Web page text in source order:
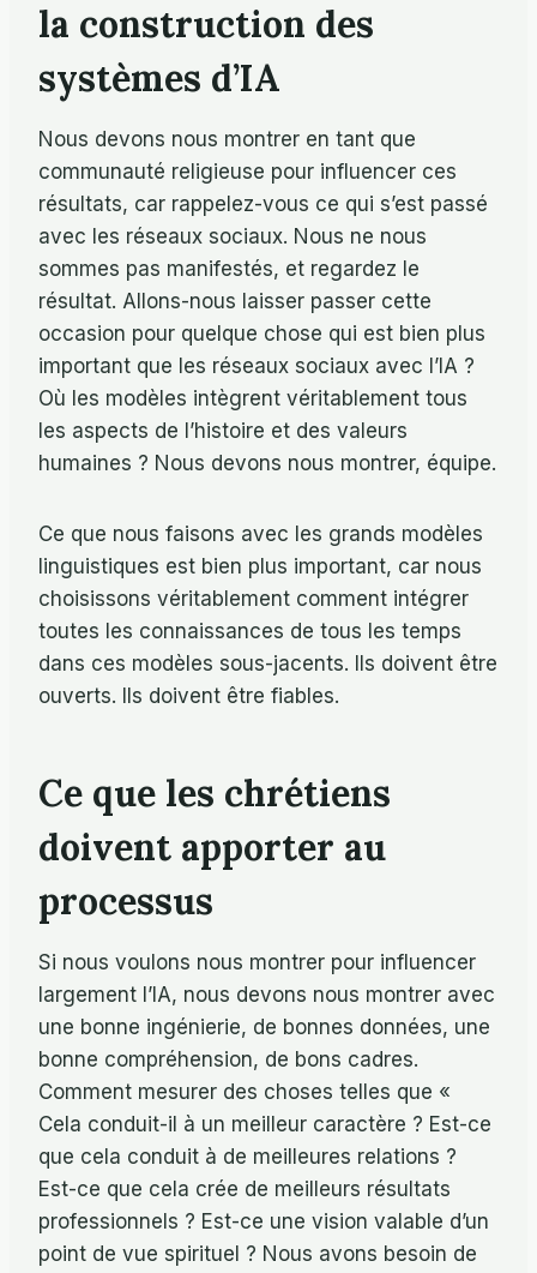
la construction des
systèmes d’IA
Nous devons nous montrer en tant que
communauté religieuse pour influencer ces
résultats, car rappelez-vous ce qui s’est passé
avec les réseaux sociaux. Nous ne nous
sommes pas manifestés, et regardez le
résultat. Allons-nous laisser passer cette
occasion pour quelque chose qui est bien plus
important que les réseaux sociaux avec l’IA ?
Où les modèles intègrent véritablement tous
les aspects de l’histoire et des valeurs
humaines ? Nous devons nous montrer, équipe.
Ce que nous faisons avec les grands modèles
linguistiques est bien plus important, car nous
choisissons véritablement comment intégrer
toutes les connaissances de tous les temps
dans ces modèles sous-jacents. Ils doivent être
ouverts. Ils doivent être fiables.
Ce que les chrétiens
doivent apporter au
processus
Si nous voulons nous montrer pour influencer
largement l’IA, nous devons nous montrer avec
une bonne ingénierie, de bonnes données, une
bonne compréhension, de bons cadres.
Comment mesurer des choses telles que «
Cela conduit-il à un meilleur caractère ? Est-ce
que cela conduit à de meilleures relations ?
Est-ce que cela crée de meilleurs résultats
professionnels ? Est-ce une vision valable d’un
point de vue spirituel ? Nous avons besoin de